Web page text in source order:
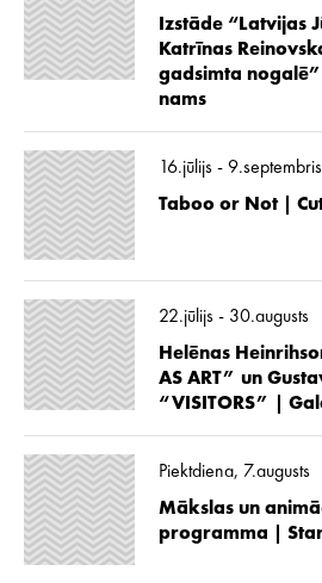
Izstāde “Latvijas
Katrīnas
gadsimta
nams
16.jūlijs - 9.septembris
Taboo or Not |
22.jūlijs - 30.augusts
Helēnas
AS ART” un
“VISITORS” |
Piektdiena, 7.augusts
Mākslas un
programma |